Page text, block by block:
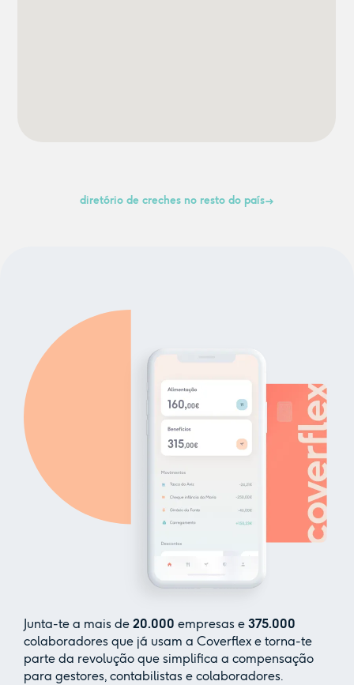
diretório de creches no resto do país
Junta-te a mais de 20.000 empresas e 375.000
colaboradores que já usam a Coverflex e torna-te
parte da revolução que simplifica a compensação
para gestores, contabilistas e colaboradores.